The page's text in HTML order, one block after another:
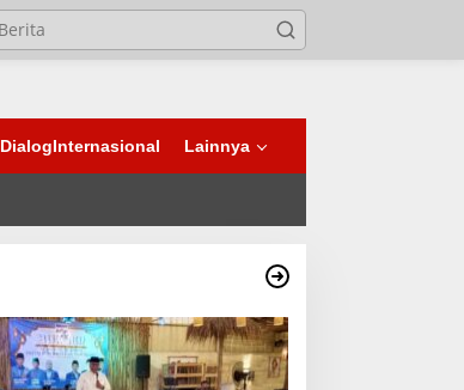
DialogInternasional Lainnya